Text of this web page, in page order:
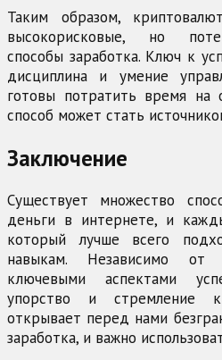
Таким образом,
высокорисковые, но
способы заработка. Ключ к
дисциплина и умение
готовы потратить время на
способ может стать
Заключение
Существует множество
деньги в интернете, и
который лучше всего
навыкам. Независимо от
ключевыми аспектами
упорство и стремление
открывает перед нами
заработка, и важно